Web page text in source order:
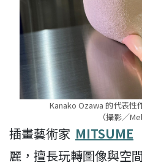
Kanako Ozawa 的代表性
（攝影／
插畫藝術家 MITSUME
麗，擅長玩轉圖像與空